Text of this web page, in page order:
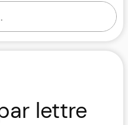
lettre